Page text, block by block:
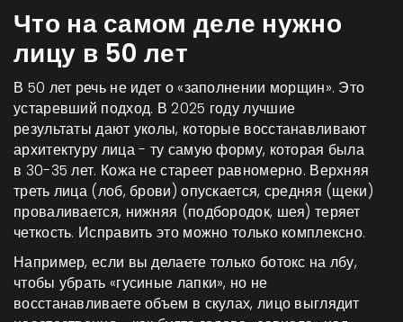
Что на самом деле нужно
лицу в 50 лет
В 50 лет речь не идет о «заполнении морщин». Это
устаревший подход. В 2025 году лучшие
результаты дают уколы, которые восстанавливают
архитектуру лица - ту самую форму, которая была
в 30-35 лет. Кожа не стареет равномерно. Верхняя
треть лица (лоб, брови) опускается, средняя (щеки)
проваливается, нижняя (подбородок, шея) теряет
четкость. Исправить это можно только комплексно.
Например, если вы делаете только ботокс на лбу,
чтобы убрать «гусиные лапки», но не
восстанавливаете объем в скулах, лицо выглядит